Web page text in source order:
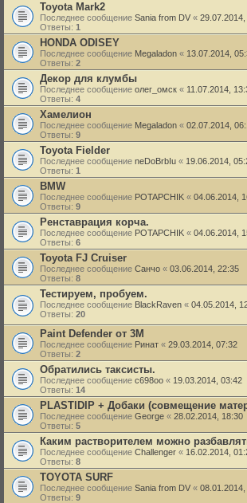
Toyota Mark2
Последнее сообщение Sania from DV «
Ответы: 1
HONDA ODISEY
Последнее сообщение Megaladon « 13.07.2014,
Ответы: 2
Декор для клумбы
Последнее сообщение олег_омск « 11.07.2014,
Ответы: 4
Хамелион
Последнее сообщение Megaladon « 02.07.2014,
Ответы: 9
Toyota Fielder
Последнее сообщение neDoBrbIu « 19.06.2014,
Ответы: 1
BMW
Последнее сообщение POTAPCHIK « 04.06.2014,
Ответы: 9
Ренставрация корча.
Последнее сообщение POTAPCHIK « 04.06.2014,
Ответы: 6
Toyota FJ Cruiser
Последнее сообщение Санчо « 03.06.2014, 22:35
Ответы: 8
Тестируем, пробуем.
Последнее сообщение BlackRaven « 04.05.2014,
Ответы: 20
Paint Defender от 3М
Последнее сообщение Ринат « 29.03.2014, 07:32
Ответы: 2
Обратились таксисты.
Последнее сообщение c698oo « 19.03.2014, 03:42
Ответы: 14
PLASTIDIP + Добаки (совмещение
Последнее сообщение George « 28.02.2014, 18:30
Ответы: 5
Каким растворителем можно
Последнее сообщение Challenger « 16.02.2014,
Ответы: 8
TOYOTA SURF
Последнее сообщение Sania from DV «
Ответы: 9